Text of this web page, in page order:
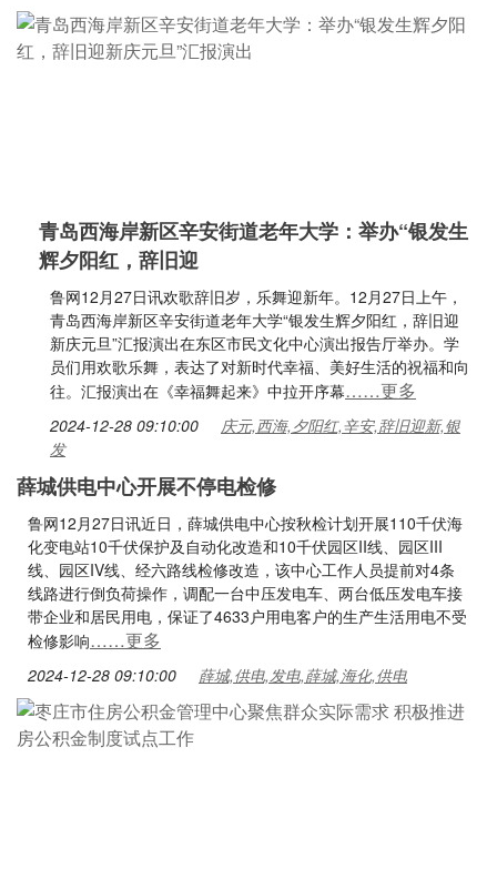
青岛西海岸新区辛安街道老年大学：举办“银发生
辉夕阳红，辞旧迎
鲁网12月27日讯欢歌辞旧岁，乐舞迎新年。12月27日上午，
青岛西海岸新区辛安街道老年大学“银发生辉夕阳红，辞旧迎
新庆元旦”汇报演出在东区市民文化中心演出报告厅举办。学
员们用欢歌乐舞，表达了对新时代幸福、美好生活的祝福和向
往。汇报演出在《幸福舞起来》中拉开序幕……更多
2024-12-28 09:10:00
庆元,西海,夕阳红,辛安,辞旧迎新,银
发
薛城供电中心开展不停电检修
鲁网12月27日讯近日，薛城供电中心按秋检计划开展110千伏海
化变电站10千伏保护及自动化改造和10千伏园区II线、园区III
线、园区IV线、经六路线检修改造，该中心工作人员提前对4条
线路进行倒负荷操作，调配一台中压发电车、两台低压发电车接
带企业和居民用电，保证了4633户用电客户的生产生活用电不受
检修影响……更多
2024-12-28 09:10:00 薛城,供电,发电,薛城,海化,供电